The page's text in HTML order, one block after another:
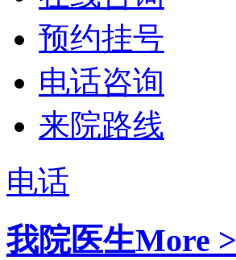
预约挂号
电话咨询
来院路线
电话
我院医生More >